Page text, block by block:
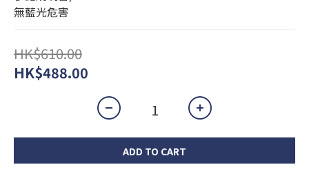
無藍光危害
HK$610.00
HK$488.00
ADD TO CART